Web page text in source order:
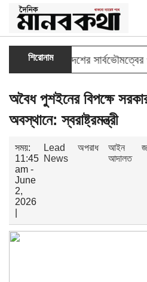
শিরোনাম
বাংলাদেশের সার্বভৌমত্বের প্রতি
অবৈধ পুশইনের বিপক্ষে
অবস্থানে: স্বরাষ্ট্রমন্ত্রী
সময়:
11:45
am -
June
2,
2026
Lead
News
অপরাধ
আইন
আদালত